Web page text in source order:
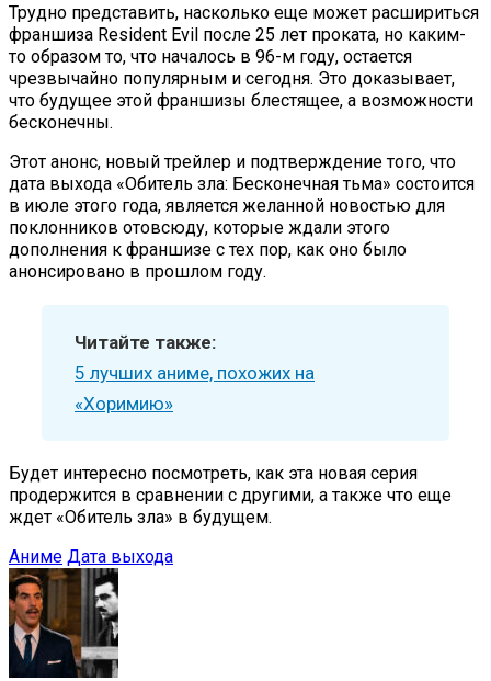
Трудно представить, насколько еще может расшириться
франшиза Resident Evil после 25 лет проката, но каким-
то образом то, что началось в 96-м году, остается
чрезвычайно популярным и сегодня. Это доказывает,
что будущее этой франшизы блестящее, а возможности
бесконечны.
Этот анонс, новый трейлер и подтверждение того, что
дата выхода «Обитель зла: Бесконечная тьма» состоится
в июле этого года, является желанной новостью для
поклонников отовсюду, которые ждали этого
дополнения к франшизе с тех пор, как оно было
анонсировано в прошлом году.
Читайте также:
5 лучших аниме, похожих на
«Хоримию»
Будет интересно посмотреть, как эта новая серия
продержится в сравнении с другими, а также что еще
ждет «Обитель зла» в будущем.
Аниме Дата выхода